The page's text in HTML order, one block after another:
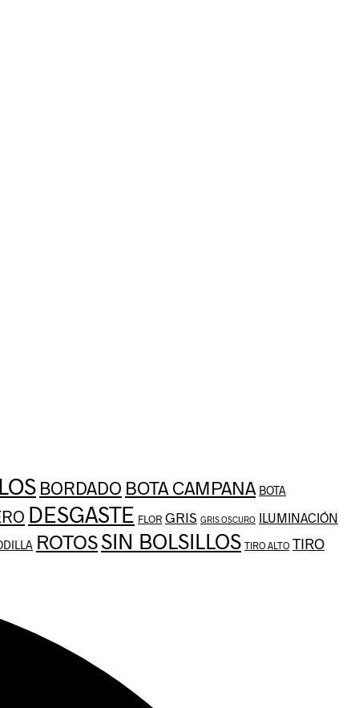
BORDADO BOTA CAMPANA BOTA
DESGASTE FLOR GRIS GRIS OSCURO ILUMINACIÓN
ROTOSSIN BOLSILLOS TIRO ALTO TIRO